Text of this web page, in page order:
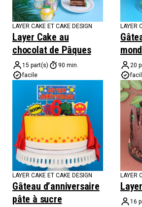
LAYER CAKE ET CAKE DESIGN
Layer Cake au
chocolat de Pâques
15 part(s)
90 min.
facile
LAYER
20
LAYER CAKE ET CAKE DESIGN
Gâteau d’anniversaire
pâte à sucre
LAYER
16